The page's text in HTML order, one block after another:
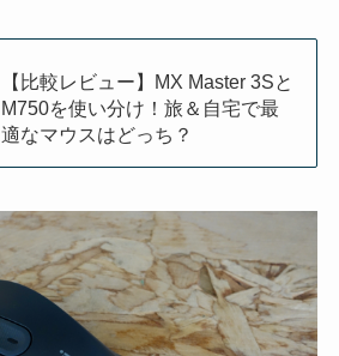
【比較レビュー】MX Master 3Sと
M750を使い分け！旅＆自宅で最
適なマウスはどっち？